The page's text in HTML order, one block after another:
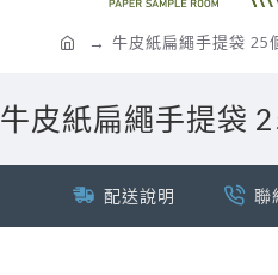
牛皮紙扁繩手提袋 25
牛皮紙扁繩手提袋
配送說明 聯